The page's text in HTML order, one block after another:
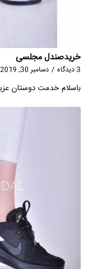
خریدصندل مجلسی
3 دیدگاه / دسامبر 30, 2019
باسلام خدمت دوستان